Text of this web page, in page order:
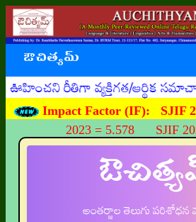
ఔచిత్యమ్
ఆర్థిక సమాచారాన్ని
Impact Factor (IF): SJIF
2023 = 5.578 SJIF
అంతర్జాల తెలుగు